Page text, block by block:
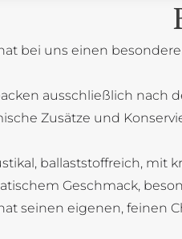
Herzhaft oder süß -
bei uns einen
ausschließlich nach
Zusätze und
ballaststoffreich, mit
Geschmack,
seinen eigenen, feinen